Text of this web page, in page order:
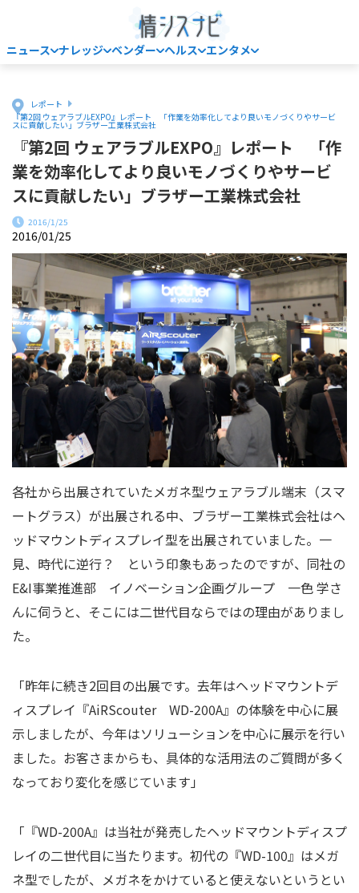
ニュース ナレッジ ベンダー ヘルス エンタメ
Home
レポート
『第2回 ウェアラブルEXPO』レポート 「作業を効率化してより良いモノづくりやサービ
スに貢献したい」ブラザー工業株式会社
『第2回 ウェアラブルEXPO』レポート 「作
業を効率化してより良いモノづくりやサービ
スに貢献したい」ブラザー工業株式会社
2016/1/25
2016/01/25
各社から出展されていたメガネ型ウェアラブル端末（スマ
ートグラス）が出展される中、ブラザー工業株式会社はヘ
ッドマウントディスプレイ型を出展されていました。一
見、時代に逆行？ という印象もあったのですが、同社の
E&I事業推進部 イノベーション企画グループ 一色 学さ
んに伺うと、そこには二世代目ならではの理由がありまし
た。
「昨年に続き2回目の出展です。去年はヘッドマウントデ
ィスプレイ『AiRScouter WD-200A』の体験を中心に展
示しましたが、今年はソリューションを中心に展示を行い
ました。お客さまからも、具体的な活用法のご質問が多く
なっており変化を感じています」
「『WD-200A』は当社が発売したヘッドマウントディスプ
レイの二世代目に当たります。初代の『WD-100』はメガ
ネ型でしたが、メガネをかけていると使えないというとい